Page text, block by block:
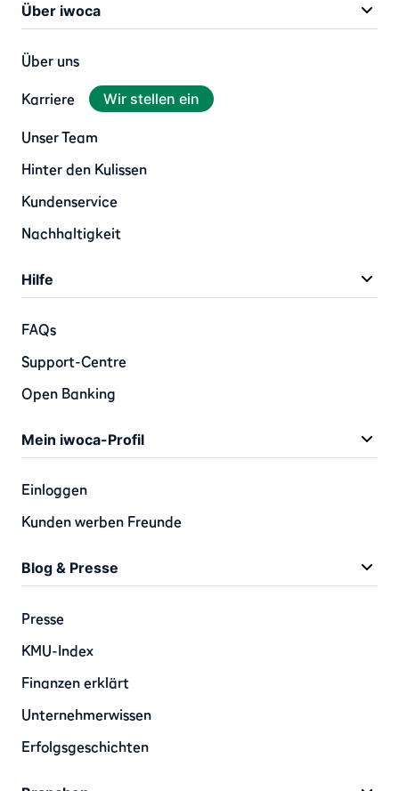
Über iwoca
Über uns
Karriere Wir stellen ein
Unser Team
Hinter den Kulissen
Kundenservice
Nachhaltigkeit
Hilfe
FAQs
Support-Centre
Open Banking
Mein iwoca-Profil
Einloggen
Kunden werben Freunde
Blog & Presse
Presse
KMU-Index
Finanzen erklärt
Unternehmerwissen
Erfolgsgeschichten